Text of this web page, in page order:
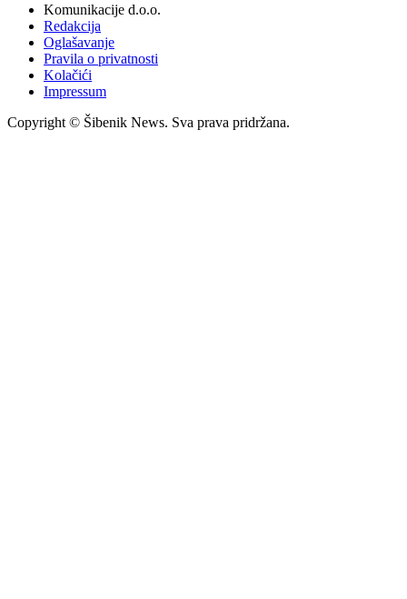
Komunikacije d.o.o.
Redakcija
Oglašavanje
Pravila o privatnosti
Kolačići
Impressum
Copyright © Šibenik News. Sva prava pridržana.